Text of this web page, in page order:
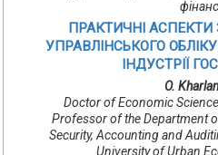
ПРАКТИЧНІ
УПРАВЛІНСЬКОГО
ІНДУСТРІЇ
O.
Doctor of Economic
Professor of the Department
Security, Accounting and
University of Urban